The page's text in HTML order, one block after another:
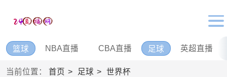
篮球 NBA直播 CBA直播 足球 英超直播
当前位置： 首页 足球 世界杯